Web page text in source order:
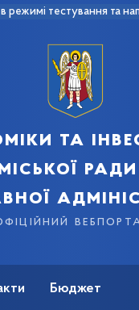
режимі тестування та
та
Бюджет